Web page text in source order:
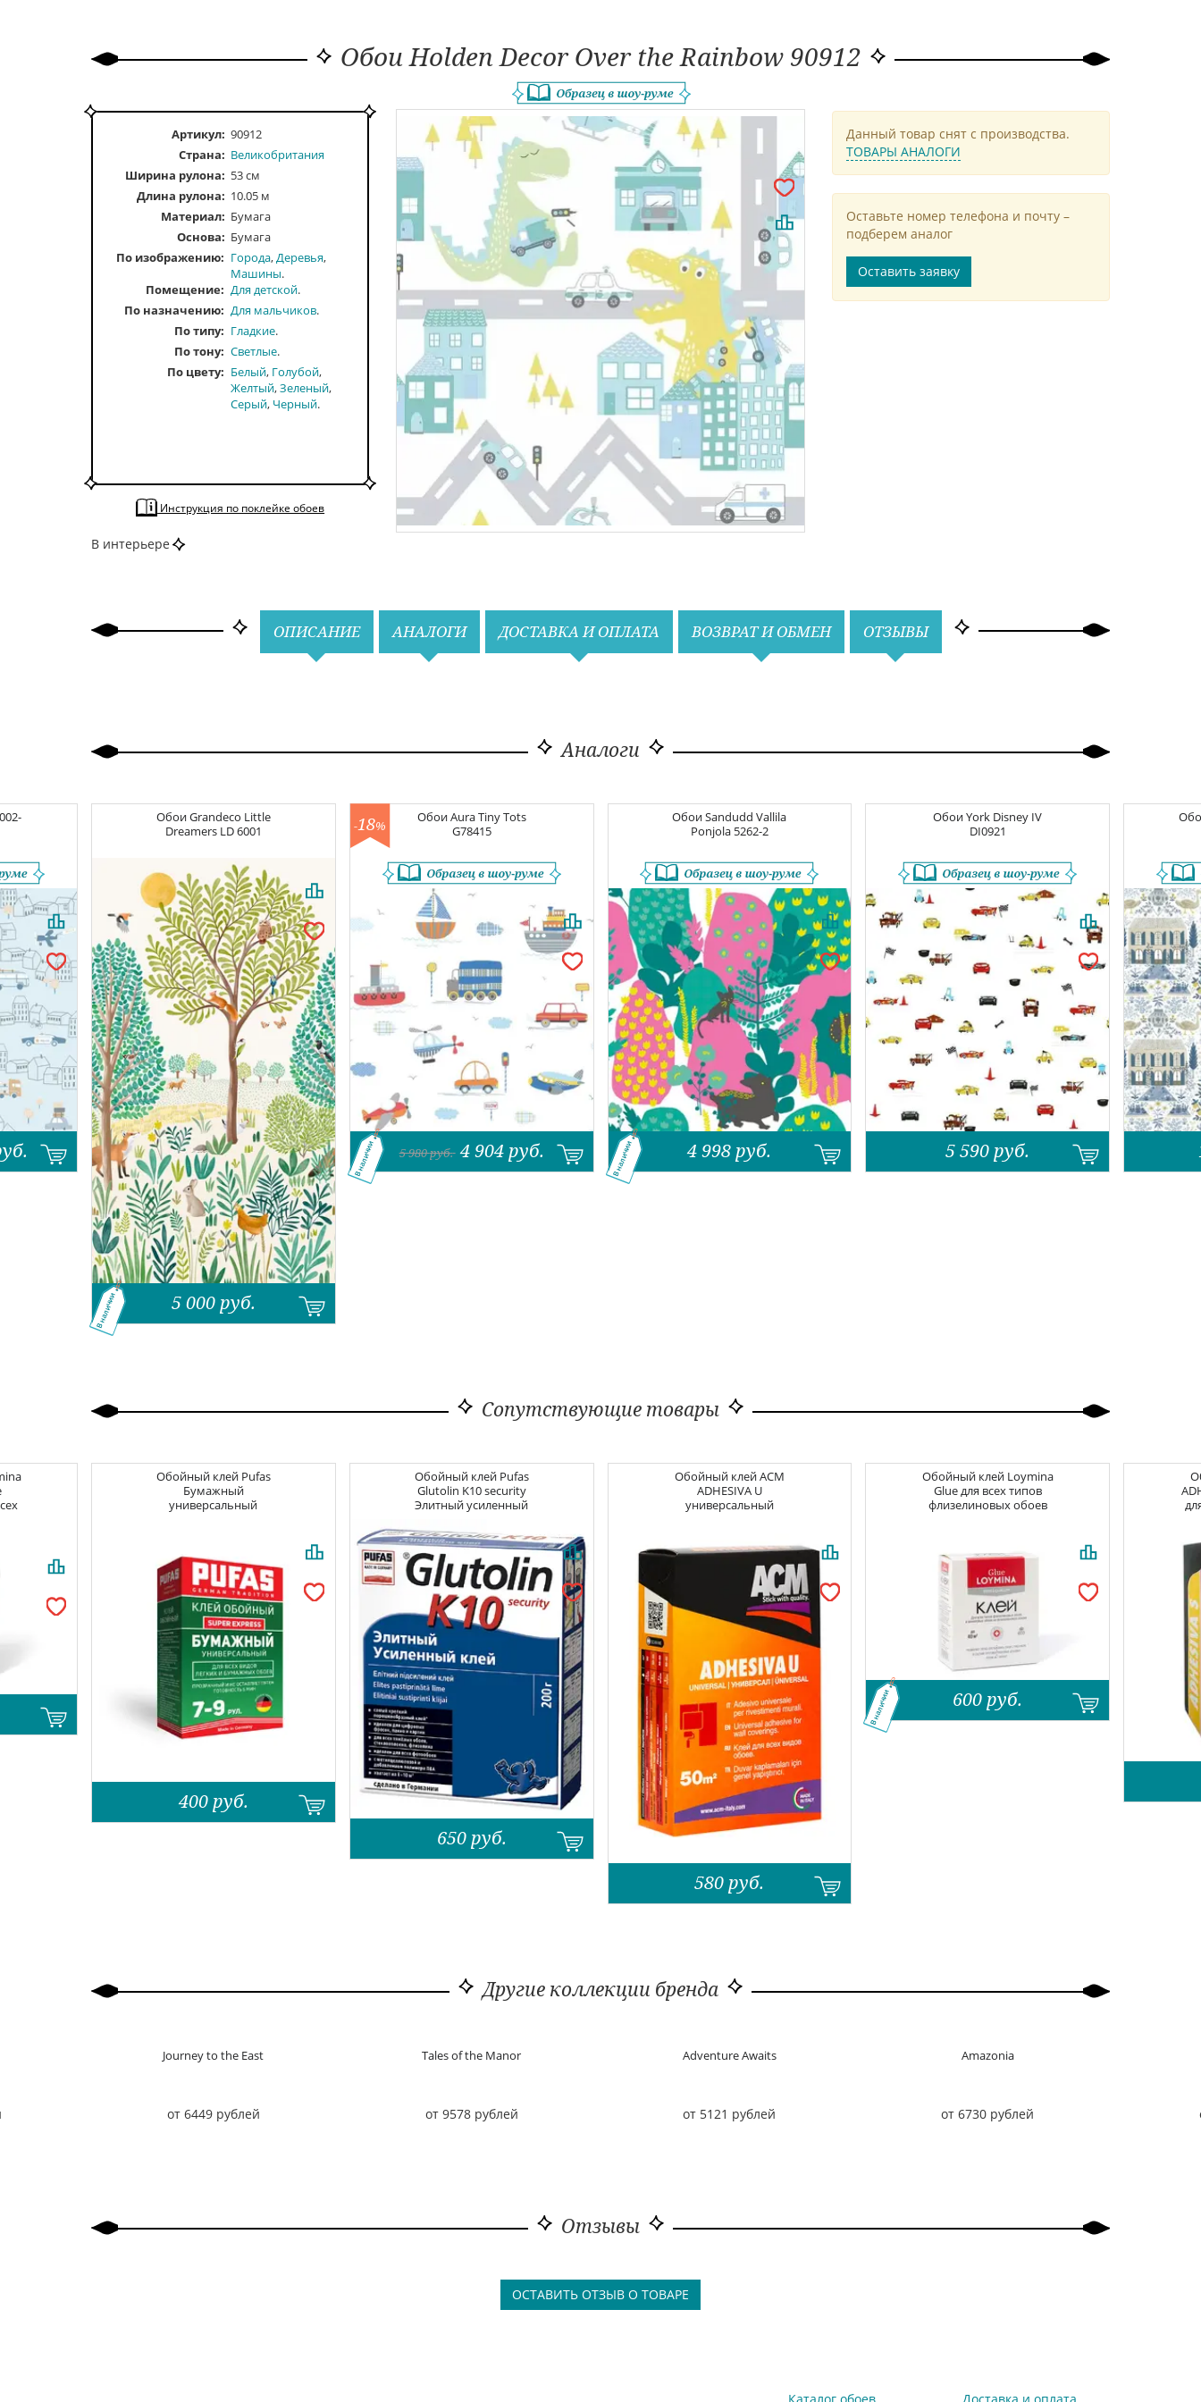
Обои Holden Decor Over the Rainbow 90912
Данный товар снят с производства.
ТОВАРЫ АНАЛОГИ
Оставьте номер телефона и почту –
подберем аналог
Оставить заявку
Артикул: 90912
Страна: Великобритания
Ширина рулона: 53 см
Длина рулона: 10.05 м
Материал: Бумага
Основа: Бумага
По изображению
Города Деревья
Машины
Помещение
Для детской
По назначению
Для мальчиков
По типу
Гладкие
По тону
Светлые
По цвету
Белый Голубой
Желтый Зеленый
Серый Черный
Инструкция по поклейке обоев
В интерьере
ОПИСАНИЕ АНАЛОГИ ДОСТАВКА И ОПЛАТА ВОЗВРАТ И ОБМЕН ОТЗЫВЫ
Аналоги
ОбоиGrandeco Little
Dreamers LD 6001
5 000 руб.
В наличии
ОбоиAura Tiny Tots
G78415
-18%
5 980руб. 4 904 руб.
В наличии
ОбоиSandudd Vallila
Ponjola 5262-2
4 998 руб.
В наличии
ОбоиYork Disney IV
DI0921
5 590 руб.
Сопутствующие товары
Обойный клей Pufas
Бумажный
универсальный
400 руб.
Обойный клей Pufas
Glutolin K10 security
Элитный усиленный
650 руб.
Обойный клейACM
ADHESIVA U
универсальный
580 руб.
Обойный клей Loymina
Glue для всех типов
флизелиновых обоев
600руб.
В наличии
Другие коллекции бренда
Journey to the East
от 6449 рублей
Tales of the Manor
от 9578 рублей
Adventure Awaits
от 5121 рублей
Amazonia
от 6730 рублей
Отзывы
ОСТАВИТЬ ОТЗЫВ О ТОВАРЕ
Каталог обоев Доставка и оплата